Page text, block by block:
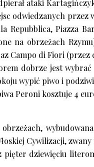
ataki
odwiedzanych przez
Repubblica, Piazza
na obrzeżach
Campo di Fiori
dobrze jest
wypić piwo i
Peroni kosztuje 4
Cywilizacji,
dziewięciu